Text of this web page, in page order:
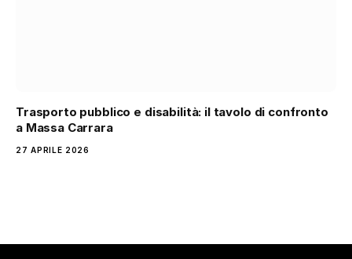
Trasporto pubblico e disabilità: il tavolo di confronto
a Massa Carrara
27 APRILE 2026